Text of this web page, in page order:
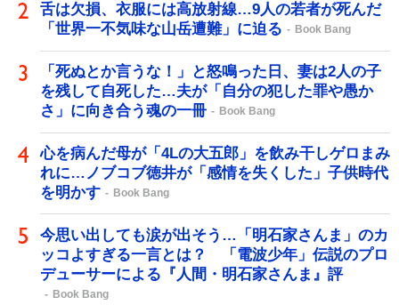
舌は欠損、衣服には高放射線…9人の若者が死んだ
「世界一不気味な山岳遭難」に迫る
Book Bang
「死ぬとか言うな！」と怒鳴った日、妻は2人の子
を残して自死した…夫が「自分の犯した罪や愚か
さ」に向き合う魂の一冊
Book Bang
心を病んだ母が「4Lの大五郎」を飲み干しゲロまみ
れに…ノブコブ徳井が「感情を失くした」子供時代
を明かす
Book Bang
今思い出しても涙が出そう…「明石家さんま」のカ
ッコよすぎる一言とは？ 「電波少年」伝説のプロ
デューサーによる『人間・明石家さんま』評
Book Bang